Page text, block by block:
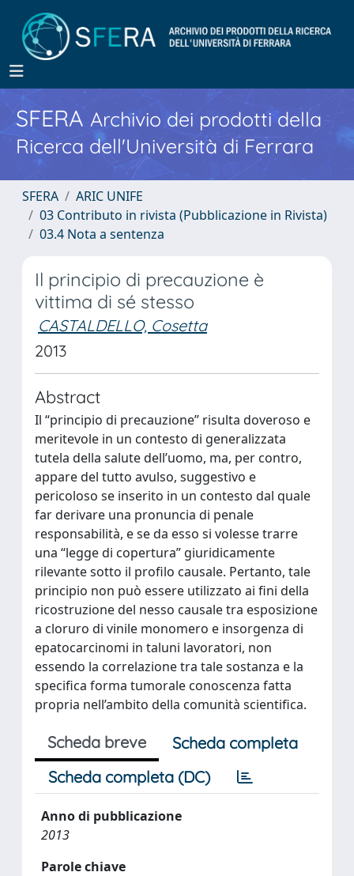
SFERA Archivio dei prodotti della
Ricerca dell'Università di Ferrara
SFERA
ARIC UNIFE
03 Contributo in rivista (Pubblicazione in Rivista)
03.4 Nota a sentenza
Il principio di precauzione è
vittima di sé stesso
CASTALDELLO, Cosetta
2013
Abstract
Il “principio di precauzione” risulta doveroso e
meritevole in un contesto di generalizzata
tutela della salute dell’uomo, ma, per contro,
appare del tutto avulso, suggestivo e
pericoloso se inserito in un contesto dal quale
far derivare una pronuncia di penale
responsabilità, e se da esso si volesse trarre
una “legge di copertura” giuridicamente
rilevante sotto il profilo causale. Pertanto, tale
principio non può essere utilizzato ai fini della
ricostruzione del nesso causale tra esposizione
a cloruro di vinile monomero e insorgenza di
epatocarcinomi in taluni lavoratori, non
essendo la correlazione tra tale sostanza e la
specifica forma tumorale conoscenza fatta
propria nell’ambito della comunità scientifica.
Scheda breve
Scheda completa
Scheda completa (DC)
Anno di pubblicazione
2013
Parole chiave